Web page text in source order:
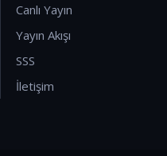
Canlı Yayın
Yayın Akışı
SSS
İletişim